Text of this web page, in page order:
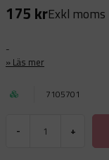
175 krExkl moms
-
Läs mer
7105701
- +